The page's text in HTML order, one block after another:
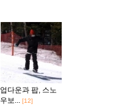
업다운과 팝, 스노
우보... [12]